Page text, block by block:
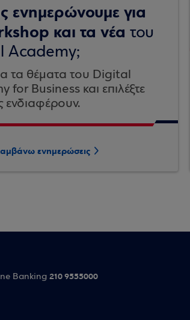
ενημερώνουμε για
και τα νέα του
Academy;
τα θέματα του Digital
for Business και επιλέξτε
ενημερώσεις
Banking 210 9555000